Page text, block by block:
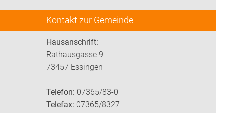
Kontakt zur Gemeinde
Hausanschrift:
Rathausgasse 9
73457 Essingen
Telefon: 07365/83-0
Telefax: 07365/8327